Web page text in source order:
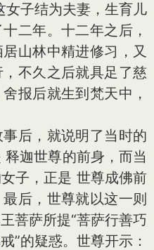
女子结为夫妻，生育儿
二年。十二年之后，
山林中精进修习，又
不久之后就具足了慈
报后就生到梵天中，
后，就说明了当时的
迦世尊的前身，而当
子，正是 世尊成佛前
后，世尊就以这一则
菩萨所提“菩萨行善巧
”的疑惑。世尊开示：